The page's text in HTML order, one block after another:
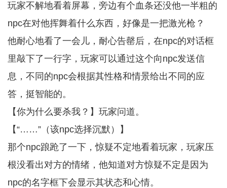
玩家不解地看着屏幕，旁边有个血条还没他一半粗的
npc在对他挥舞着什么东西，好像是一把激光枪？
他耐心地看了一会儿，耐心告罄后，在npc的对话框
里敲下了一行字，玩家可以通过这个向npc发送信
息，不同的npc会根据其性格和情景给出不同的应
答，挺智能的。
【你为什么要杀我？】玩家问道。
【“……”（该npc选择沉默）】
那个npc踉跄了一下，惊疑不定地看着玩家，玩家压
根没看出对方的情绪，他知道对方惊疑不定是因为
npc的名字框下会显示其状态和心情。